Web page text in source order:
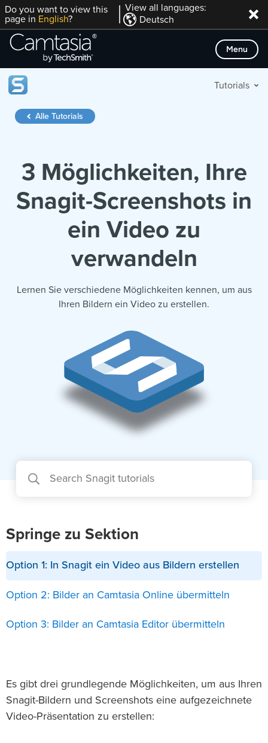
Direkt
zum
Inhalt
Do you want to view this
page in English?
View all languages:
Deutsch
Menu
Tutorials
Alle Tutorials
3 Möglichkeiten, Ihre
Snagit-Screenshots in
ein Video zu
verwandeln
Lernen Sie verschiedene Möglichkeiten kennen, um aus
Ihren Bildern ein Video zu erstellen.
Es gibt drei grundlegende Möglichkeiten, um aus Ihren
Snagit-Bildern und Screenshots eine aufgezeichnete
Video-Präsentation zu erstellen:
Springe zu Sektion
Option 1: In Snagit ein Video aus Bildern erstellen
Option 2: Bilder an Camtasia Online übermitteln
Option 3: Bilder an Camtasia Editor übermitteln